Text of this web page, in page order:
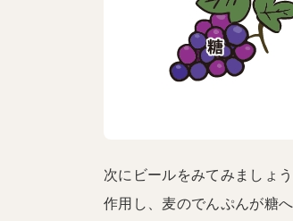
次にビールをみてみましょ
作用し、麦のでんぷんが糖